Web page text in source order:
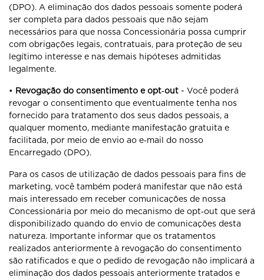
(DPO). A eliminação dos dados pessoais somente poderá
ser completa para dados pessoais que não sejam
necessários para que nossa Concessionária possa cumprir
com obrigações legais, contratuais, para proteção de seu
legítimo interesse e nas demais hipóteses admitidas
legalmente.
• Revogação do consentimento e opt‐out - Você poderá
revogar o consentimento que eventualmente tenha nos
fornecido para tratamento dos seus dados pessoais, a
qualquer momento, mediante manifestação gratuita e
facilitada, por meio de envio ao e‐mail do nosso
Encarregado (DPO).
Para os casos de utilização de dados pessoais para fins de
marketing, você também poderá manifestar que não está
mais interessado em receber comunicações de nossa
Concessionária por meio do mecanismo de opt‐out que será
disponibilizado quando do envio de comunicações desta
natureza. Importante informar que os tratamentos
realizados anteriormente à revogação do consentimento
são ratificados e que o pedido de revogação não implicará a
eliminação dos dados pessoais anteriormente tratados e